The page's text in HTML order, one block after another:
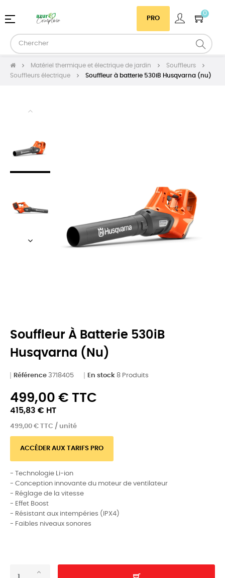
PRO
0
Basculer
navigation
☰
Matériel thermique et électrique de jardin
Souffleurs
Souffleurs électrique
Souffleur à batterie 530iB Husqvarna (nu)
Souffleur À Batterie 530iB
Husqvarna (nu)
Référence 3718405 En stock 8 Produits
499,00 € TTC
415,83 € HT
499,00 € TTC / unité
ACCÉDER AUX TARIFS PRO
- Technologie Li-ion
- Conception innovante du moteur de ventilateur
- Réglage de la vitesse
- Effet Boost
- Résistant aux intempéries (IPX4)
- Faibles niveaux sonores